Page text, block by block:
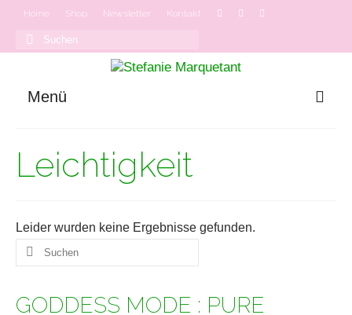
Home Shop Newsletter Kontakt
Suchen
Menü
Onlinekurse
Leichtigkeit
Leider wurden keine Ergebnisse gefunden.
Suchen
nach:
GODDESS MODE : PURE